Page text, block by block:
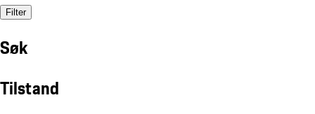
Filter
Søk
Tilstand